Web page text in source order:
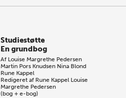
Studiestøtte
En grundbog
Af Louise Margrethe Pedersen
Martin Pors Knudsen Nina Blond
Rune Kappel
Redigeret af Rune Kappel Louise
Margrethe Pedersen
(bog + e-bog)